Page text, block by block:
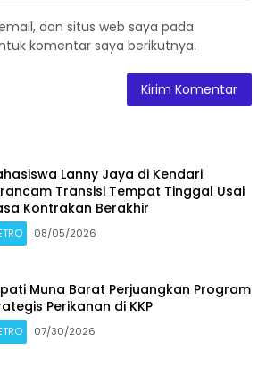
dan situs web saya pada
komentar saya berikutnya.
Lanny Jaya di Kendari
Transisi Tempat Tinggal Usai
Kontrakan Berakhir
08/05/2026
Muna Barat Perjuangkan Program
Perikanan di KKP
07/30/2026